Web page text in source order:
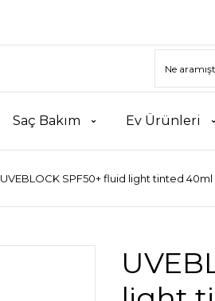
Saç Bakım Ev Ürünleri
UVEBLOCK SPF50+ fluid light tinted 40ml